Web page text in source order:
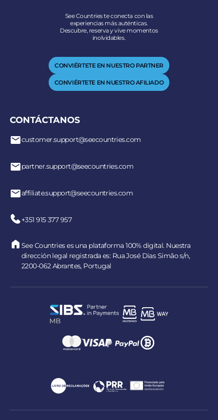
See Countries te conecta con las
experiencias más auténticas.
Descubre, reserva y vive momentos
inolvidables.
CONVIÉRTETE EN NUESTRO PARTNER
CONVIÉRTETE EN NUESTRO AFILIADO
CONTÁCTANOS
customer.support@seecountries.com
partner.support@seecountries.com
affiliate.support@seecountries.com
+351 915 377 957
See Countries es una plataforma 100% digital. Nuestra
dirección legal registrada es: Rua José Dias Simão s/n,
2200-062 Abrantes, Portugal